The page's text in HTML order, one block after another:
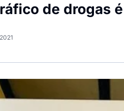
de drogas